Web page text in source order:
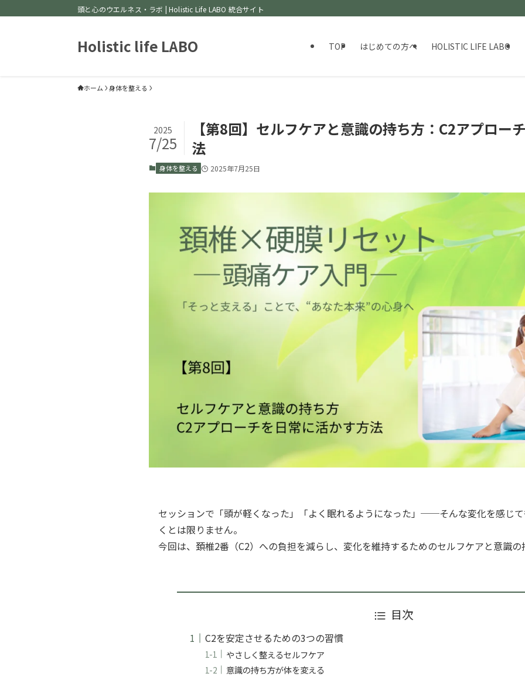
頭と心のウエルネス・ラボ | Holistic Life LABO 統合サイト
Holistic life LABO TOP はじめての方へ HOLISTIC LIFE LABO
ホーム 身体を整える
【第8回】セルフケアと意識の持ち方：C2アプロー
法
2025
7/25
身体を整える 2025年7月25日
セッションで「頭が軽くなった」「よく眠れるようになった」──そんな変化を感じ
くとは限りません。
今回は、頚椎2番（C2）への負担を減らし、変化を維持するためのセルフケアと意識の
目次
C2を安定させるための3つの習慣
やさしく整えるセルフケア
意識の持ち方が体を変える